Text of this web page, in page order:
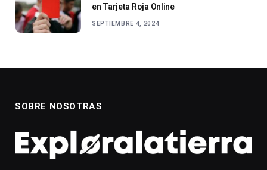
en Tarjeta Roja Online
SEPTIEMBRE 4, 2024
SOBRE NOSOTRAS